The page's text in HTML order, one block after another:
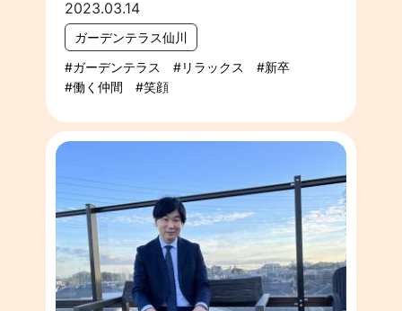
2023.03.14
ガーデンテラス仙川
ガーデンテラス
リラックス
新卒
働く仲間
笑顔